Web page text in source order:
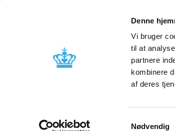
Denne
Vi bruger
til at
partnere
kombinere
af deres
Nødvendig
Godkendelse og
kræver